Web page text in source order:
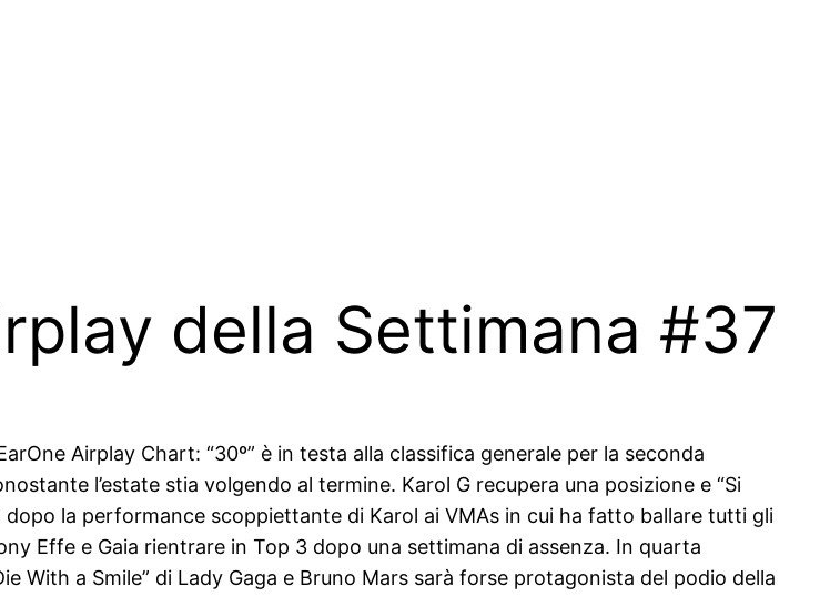
della Settimana #37
Airplay Chart: “30º” è in testa alla classifica generale per la seconda
l’estate stia volgendo al termine. Karol G recupera una posizione e “Si
la performance scoppiettante di Karol ai VMAs in cui ha fatto ballare tutti gli
Effe e Gaia rientrare in Top 3 dopo una settimana di assenza. In quarta
With a Smile” di Lady Gaga e Bruno Mars sarà forse protagonista del podio della